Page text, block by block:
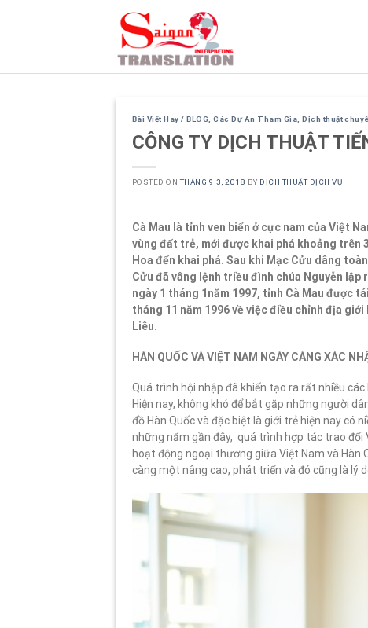
Bài Viết Hay / BLOG ,Các Dự Án Tham Gia ,Dịch thuật
CÔNG TY DỊCH THUẬT
POSTED ONTHÁNG 9 3, 2018 BY DỊCH THUẬT DỊCH VỤ
Cà Mau là tỉnh ven biển ở cực nam của Việt
vùng đất trẻ, mới được khai phá khoảng trên
Hoa đến khai phá. Sau khi Mạc Cửu dâng
Cửu đã vâng lệnh triều đình chúa Nguyễn lập
ngày 1 tháng 1năm 1997, tỉnh Cà Mau được
tháng 11 năm 1996 về việc điều chỉnh địa
Liêu.
HÀN QUỐC VÀ VIỆT NAM NGÀY CÀNG XÁC
Quá trình hội nhập đã khiến tạo ra rất nhiều
Hiện nay, không khó để bắt gặp những người
đồ Hàn Quốc và đặc biệt là giới trẻ hiện nay có
những năm gần đây, quá trình hợp tác trao đổi
hoạt động ngoại thương giữa Việt Nam và Hàn
càng một nâng cao, phát triển và đó cũng là lý